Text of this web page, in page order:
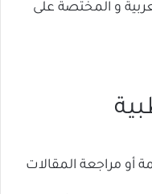
و المختصة على
أو مراجعة المقالات